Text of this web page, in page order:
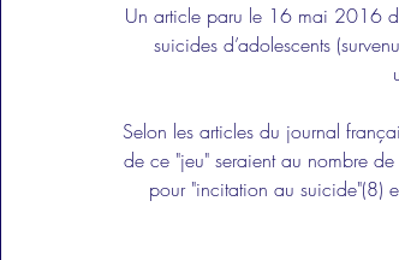
Un article paru le 16 mai 2016
suicides d’adolescents
Selon les articles du journal
de ce "jeu" seraient au nombre
pour "incitation au suicide"(8)